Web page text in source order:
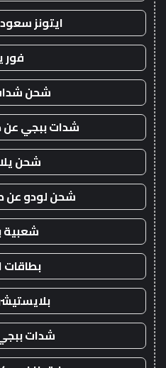
ايتونز
فور
شحن
شدات ببجي عن
شحن
شحن لودو عن
شعبية
بطاقات
شدات